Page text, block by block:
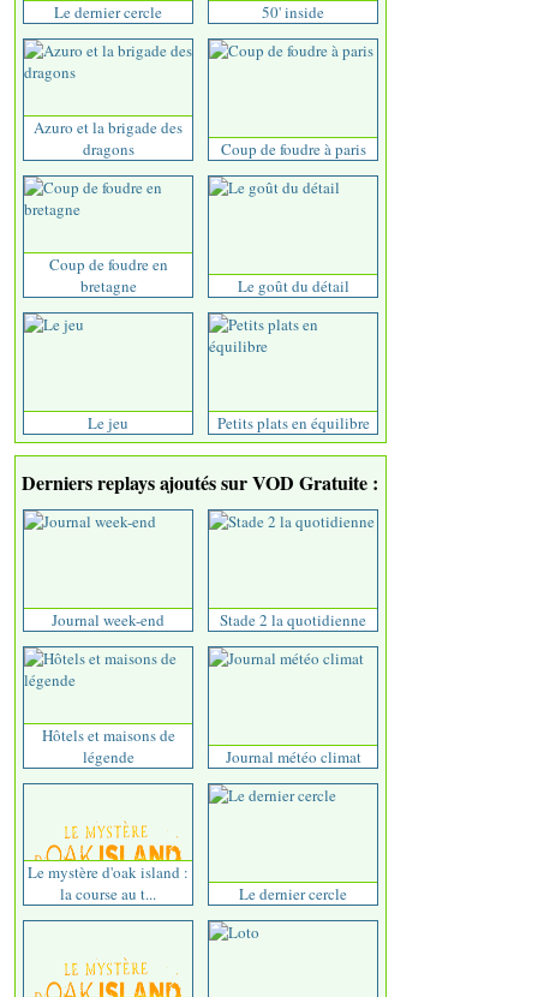
Le dernier cercle 50' inside
Azuro et la brigade des
dragons
Coup de foudre à paris
Coup de foudre en
bretagne
Le goût du détail
Le jeu Petits plats en équilibre
Derniers replays ajoutés sur VOD Gratuite :
Journal week-end Stade 2 la quotidienne
Hôtels et maisons de
légende
Journal météo climat
Le mystère d'oak island :
la course au t...
Le dernier cercle